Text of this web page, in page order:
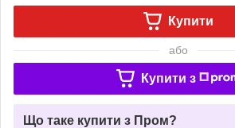
Купити
або
Купити з
Що таке купити з Пром?